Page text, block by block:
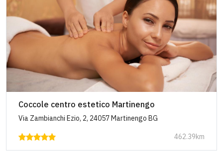
Coccole centro estetico Martinengo
Via Zambianchi Ezio, 2, 24057 Martinengo BG
462.39km